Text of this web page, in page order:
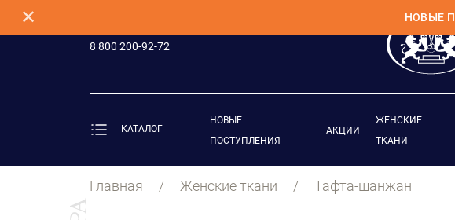
✕ НОВЫЕ
8 800 200-92-72
КАТАЛОГ
НОВЫЕ
ПОСТУПЛЕНИЯ
АКЦИИ
ЖЕНСКИЕ
ТКАНИ
Главная Женские ткани Тафта-шанжан